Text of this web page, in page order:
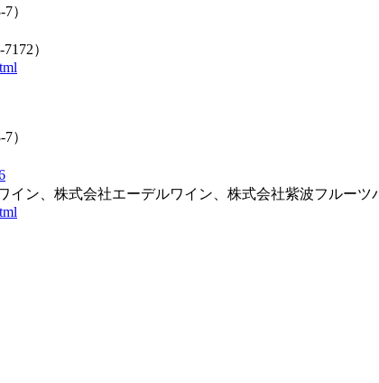
）
）
）
ン、株式会社エーデルワイン、株式会社紫波フルーツ